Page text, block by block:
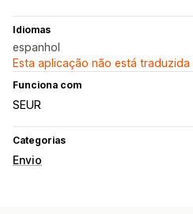
Idiomas
espanhol
Esta aplicação não está
Funciona com
SEUR
Categorias
Envio